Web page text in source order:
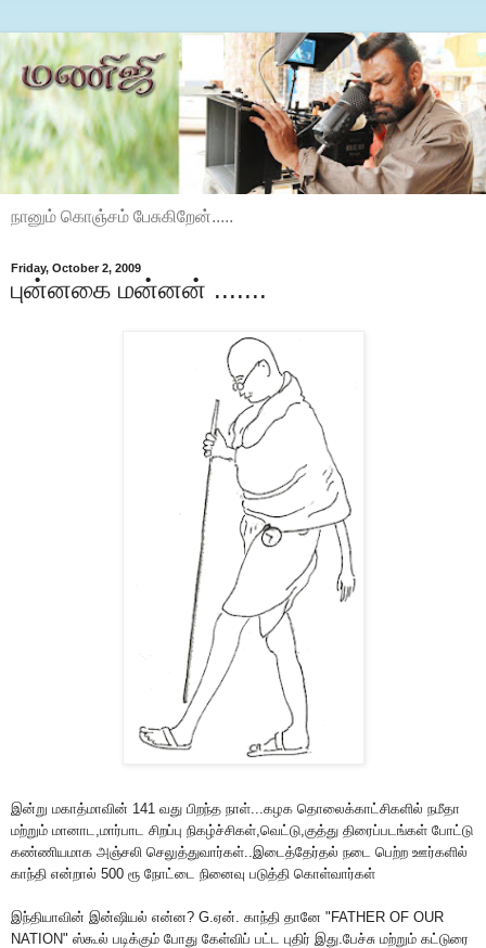
நானும் கொஞ்சம் பேசுகிறேன்.....
Friday, October 2, 2009
புன்னகை மன்னன் .......
இன்று மகாத்மாவின் 141 வது பிறந்த நாள்...கழக தொலைக்காட்சிகளில் நமீதா
மற்றும் மானாட,மார்பாட சிறப்பு நிகழ்ச்சிகள்,வெட்டு,குத்து திரைப்படங்கள் போட்டு
கண்ணியமாக அஞ்சலி செலுத்துவார்கள்..இடைத்தேர்தல் நடை பெற்ற ஊர்களில்
காந்தி என்றால் 500 ரூ நோட்டை நினைவு படுத்தி கொள்வார்கள்
இந்தியாவின் இன்ஷியல் என்ன? G.ஏன். காந்தி தானே "FATHER OF OUR
NATION" ஸ்கூல் படிக்கும் போது கேள்விப் பட்ட புதிர் இது.பேச்சு மற்றும் கட்டுரை